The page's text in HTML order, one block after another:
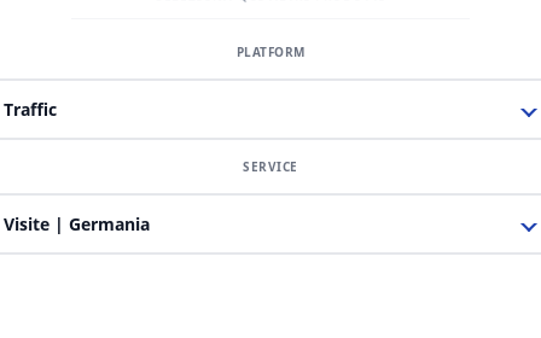
Traffic
Visite | Germania